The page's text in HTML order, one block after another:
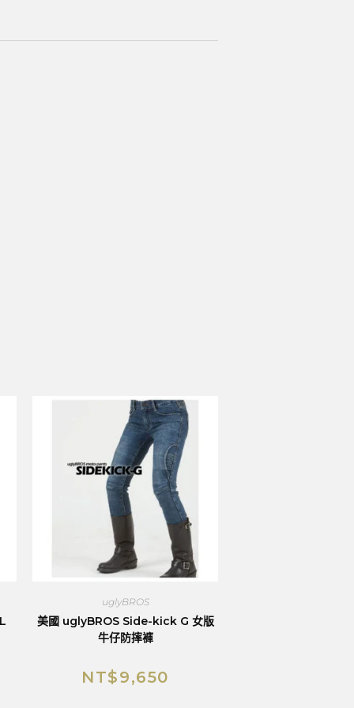
uglyBROS
美國 uglyBROS Side-kick G 女版
牛仔防摔褲
NT$9,650